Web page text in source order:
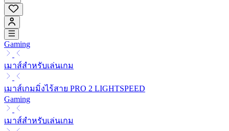
Gaming
เมาส์สำหรับเล่นเกม
เมาส์เกมมิ่งไร้สาย PRO 2 LIGHTSPEED
Gaming
เมาส์สำหรับเล่นเกม